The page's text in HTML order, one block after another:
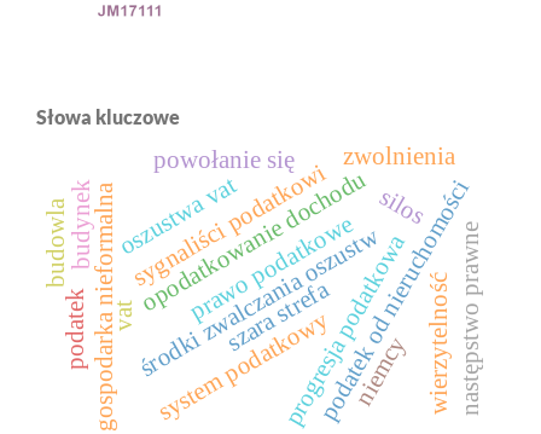
Słowa kluczowe
oszustwa vat
szara strefa
gospodarka nieformalnaśrodki zwalczania oszustw
opodatkowanie dochodu
progresja podatkowa
podatek od nieruchomości
budynek
budowla prawo podatkowe
silos
system podatkowy
sygnaliści podatkowi
niemcy
podatek
powołanie się
wierzytelnośćnastępstwo prawne
vat
zwolnienia